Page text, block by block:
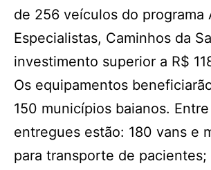
de 256 veículos do programa
Especialistas, Caminhos da
investimento superior a R$
Os equipamentos
150 municípios baianos.
entregues estão: 180 vans e
para transporte de